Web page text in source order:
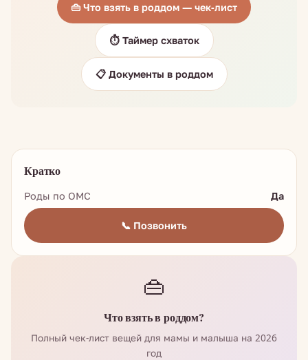
Кратко
Роды по ОМС Да
📞 Позвонить
👜
Что взять в роддом?
Полный чек-лист вещей для мамы и малыша на 2026
год
👜 Что взять в роддом — чек-лист
⏱️ Таймер схваток
📋 Документы в роддом